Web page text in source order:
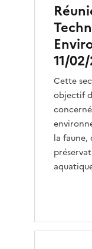
11/
Cette
objectif
la faune,